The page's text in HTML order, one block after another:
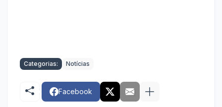
Categorias: Notícias
Facebook